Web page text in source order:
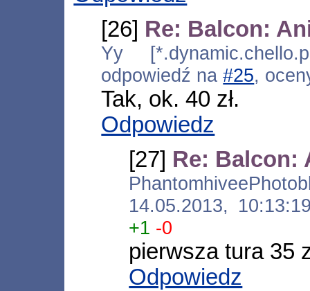
[26] Re: Balcon:
Yy
odpowiedź na#25,
Tak, ok. 40 zł.
Odpowiedz
[27] Re: Balcon:
14.05.2013,
+1 -0
pierwsza tura 35
Odpowiedz